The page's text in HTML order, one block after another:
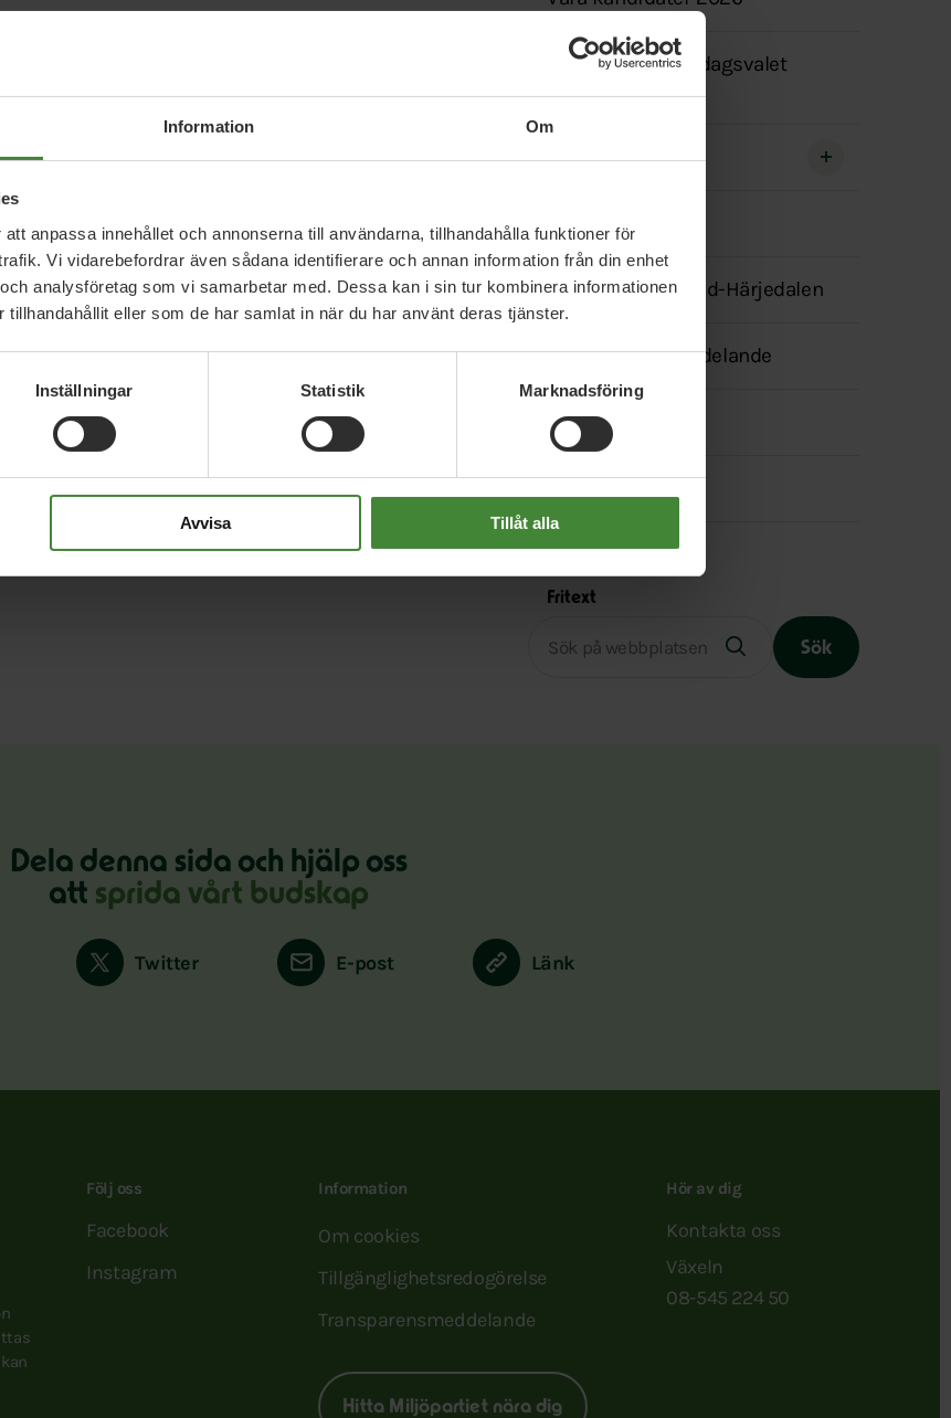
Information Om
anpassa innehållet och annonserna till användarna, tillhandahålla funktioner för
Vi vidarebefordrar även sådana identifierare och annan information från din enhet
analysföretag som vi samarbetar med. Dessa kan i sin tur kombinera informationen
tillhandahållit eller som de har samlat in när du har använt deras tjänster.
Inställningar Statistik Marknadsföring
Avvisa Tillåt alla
kommunikationer som
bo och verka i hela landet,
i Jämtland är nattåget en
samhälle.
jamtland-varje-natt-fran-slutet-av-juni
Kandidater i riksdagsvalet
2026
Vår politik A-Ö
Våra politiker
Nyheter i Jämtland-Härjedalen
Transparensmeddelande
Facebook
Fritext
Sök
Dela denna sida och hjälp oss
att sprida vårt budskap
Twitter E-post Länk
Följ oss
Facebook
Instagram
Information
Om cookies
Tillgänglighetsredogörelse
Transparensmeddelande
Hitta Miljöpartiet nära dig
Hör av dig
Kontakta oss
Växeln
08-545 224 50